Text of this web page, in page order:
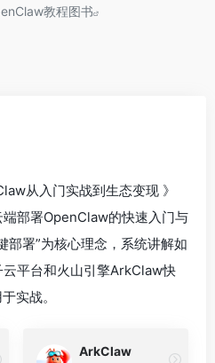
教程图书
从入门实战到生态变现 》
部署OpenClaw的快速入门与
部署”为核心理念，系统讲解如
平台和火山引擎ArkClaw快
实战。
ArkClaw